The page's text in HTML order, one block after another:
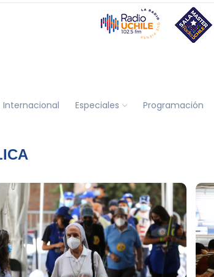
Internacional Especiales Programación